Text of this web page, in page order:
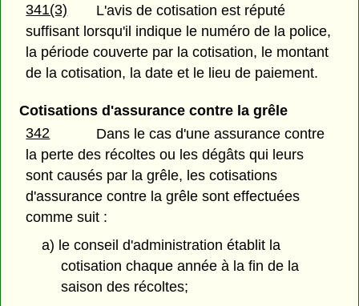
341(3)
L'avis de cotisation est réputé
suffisant lorsqu'il indique le numéro de la police,
la période couverte par la cotisation, le montant
de la cotisation, la date et le lieu de paiement.
Cotisations d'assurance contre la grêle
342
Dans le cas d'une assurance contre
la perte des récoltes ou les dégâts qui leurs
sont causés par la grêle, les cotisations
d'assurance contre la grêle sont effectuées
comme suit :
a) le conseil d'administration établit la
cotisation chaque année à la fin de la
saison des récoltes;